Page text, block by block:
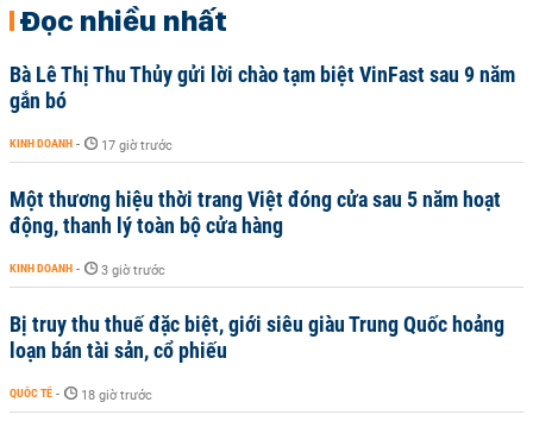
Đọc nhiều nhất
Bà Lê Thị Thu Thủy gửi lời chào tạm biệt VinFast sau 9 năm
gắn bó
KINH DOANH - 17 giờ trước
Một thương hiệu thời trang Việt đóng cửa sau 5 năm hoạt
động, thanh lý toàn bộ cửa hàng
KINH DOANH - 3 giờ trước
Bị truy thu thuế đặc biệt, giới siêu giàu Trung Quốc hoảng
loạn bán tài sản, cổ phiếu
QUỐC TẾ - 18 giờ trước